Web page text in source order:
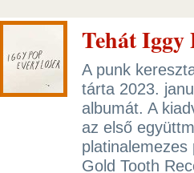
Tehát Iggy
A punk
tárta 2023.
albumát. A
az első
Gold Tooth